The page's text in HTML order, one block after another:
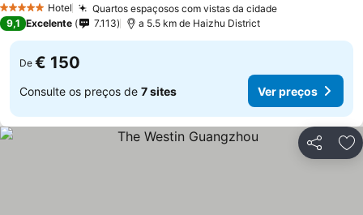
5 Estrelas Hotel Quartos espaçosos com vistas da cidade
9,1 Excelente 7.113 a 5.5 km de Haizhu District
De € 150
Consulte os preços de 7 sites Ver preços
Partilhar